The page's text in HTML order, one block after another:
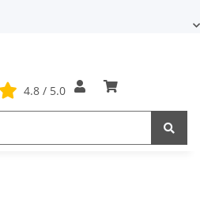
4.8 / 5.0